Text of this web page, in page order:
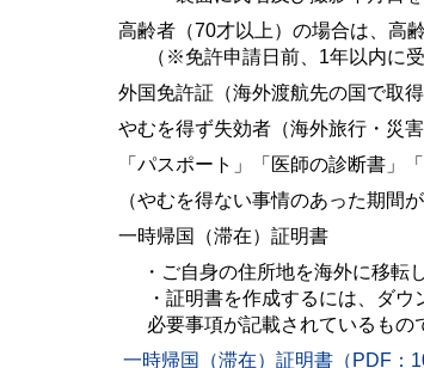
高齢者（70才以上）の場合は、高
（※免許申請日前、1年以内に
外国免許証（海外渡航先の国で取得
やむを得ず失効者（海外旅行・災
「パスポート」「医師の診断書」
（やむを得ない事情のあった期間
一時帰国（滞在）証明書
・ご自身の住所地を海外に移転
・証明書を作成するには、ダ
必要事項が記載されているもの
一時帰国（滞在）証明書（PDF：